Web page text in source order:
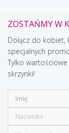
ZOSTAŃMY W
Dołącz do
specjalnych
Tylko
skrzynki!